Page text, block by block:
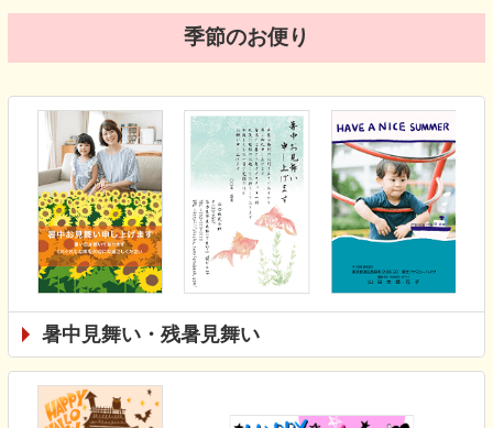
季節のお便り
暑中見舞い・残暑見舞い